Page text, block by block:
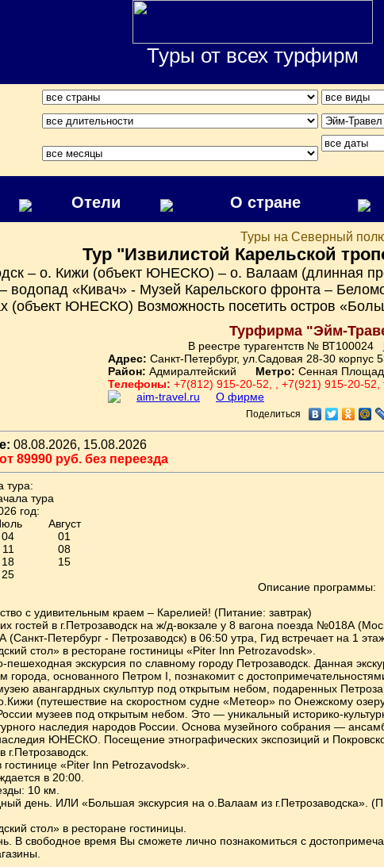
Туры от всех турфирм
Отели О стране
Туры на Северный
Тур "Извилистой Карельской
– о. Кижи (объект ЮНЕСКО) – о. Валаам (длинная
водопад «Кивач» - Музей Карельского фронта –
(объект ЮНЕСКО) Возможность посетить остров
Турфирма "Эйм-
В реестре турагентств № ВТ100024
Адрес: Санкт-Петербург, ул.Садовая 28-30 корпус
Район: Адмиралтейский Метро: Сенная
Телефоны: +7(812) 915-20-52, , +7(921) 915-20-
aim-travel.ru
О фирме
Поделиться
08.08.2026, 15.08.2026
89990 руб. без переезда
тура:
тура
год:
Август
04
01
11
08
18
15
25
Описание программы:
с удивительным краем – Карелией! (Питание: завтрак)
гостей в г.Петрозаводск на ж/д-вокзале у 8 вагона поезда №018А
Петербург - Петрозаводск) в 06:50 утра, Гид встречает на 1
стол» в ресторане гостиницы «Piter Inn Petrozavodsk».
пешеходная экскурсия по славному городу Петрозаводск. Данная
города, основанного Петром I, познакомит с
авангардных скульптур под открытым небом, подаренных
(путешествие на скоростном судне «Метеор» по Онежскому
музеев под открытым небом. Это — уникальный историко-
наследия народов России. Основа музейного собрания —
ЮНЕСКО. Посещение этнографических экспозиций и
«Piter Inn Petrozavodsk».
в 20:00.
10 км.
день. ИЛИ «Большая экскурсия на о.Валаам из г.Петрозаводска».
стол» в ресторане гостиницы.
В свободное время Вы сможете лично познакомиться с